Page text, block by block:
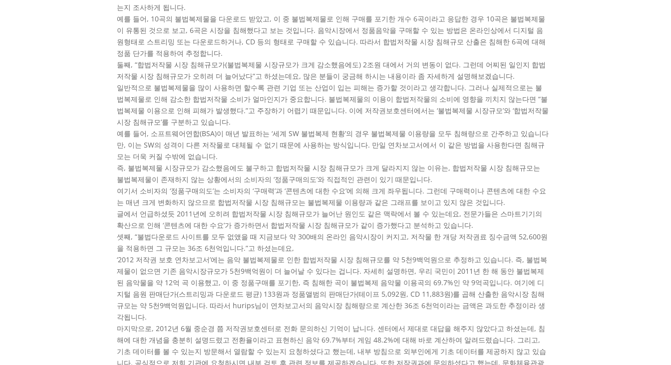
는지 조사하게 됩니다.
예를 들어, 10곡의 불법복제물을 다운로드 받았고, 이 중 불법복제물로 인해 구매를 포기한 개수 6곡이라고 응답한 경우 10곡은 불법복제물
이 유통된 것으로 보고, 6곡은 시장을 침해했다고 보는 것입니다. 음악시장에서 정품음악을 구매할 수 있는 방법은 온라인상에서 디지털 음
원형태로 스트리밍 또는 다운로드하거나, CD 등의 형태로 구매할 수 있습니다. 따라서 합법저작물 시장 침해규모 산출은 침해한 6곡에 대해
정품 단가를 적용하여 추정합니다.
둘째, “합법저작물 시장 침해규모가(불법복제물 시장규모가 크게 감소했음에도) 2조원 대에서 거의 변동이 없다. 그런데 어찌된 일인지 합법
저작물 시장 침해규모가 오히려 더 늘어났다”고 하셨는데요, 많은 분들이 궁금해 하시는 내용이라 좀 자세하게 설명해보겠습니다.
일반적으로 불법복제물을 많이 사용하면 할수록 관련 기업 또는 산업이 입는 피해는 증가할 것이라고 생각합니다. 그러나 실제적으로는 불
법복제물로 인해 감소한 합법저작물 소비가 얼마인지가 중요합니다. 불법복제물의 이용이 합법저작물의 소비에 영향을 끼치지 않는다면 “불
법복제물 이용으로 인해 피해가 발생했다.”고 주장하기 어렵기 때문입니다. 이에 저작권보호센터에서는 ‘불법복제물 시장규모’와 ‘합법저작물
시장 침해규모’를 구분하고 있습니다.
예를 들어, 소프트웨어연합(BSA)이 매년 발표하는 ‘세계 SW 불법복제 현황’의 경우 불법복제물 이용량을 모두 침해량으로 간주하고 있습니다
만, 이는 SW의 성격이 다른 저작물로 대체될 수 없기 때문에 사용하는 방식입니다. 만일 연차보고서에서 이 같은 방법을 사용한다면 침해규
모는 더욱 커질 수밖에 없습니다.
즉, 불법복제물 시장규모가 감소했음에도 불구하고 합법저작물 시장 침해규모가 크게 달라지지 않는 이유는, 합법저작물 시장 침해규모는
불법복제물이 존재하지 않는 상황에서의 소비자의 ‘정품구매의도’와 직접적인 관련이 있기 때문입니다.
여기서 소비자의 ‘정품구매의도’는 소비자의 ‘구매력’과 ‘콘텐츠에 대한 수요’에 의해 크게 좌우됩니다. 그런데 구매력이나 콘텐츠에 대한 수요
는 매년 크게 변화하지 않으므로 합법저작물 시장 침해규모는 불법복제물 이용량과 같은 그래프를 보이고 있지 않은 것입니다.
글에서 언급하셨듯 2011년에 오히려 합법저작물 시장 침해규모가 늘어난 원인도 같은 맥락에서 볼 수 있는데요, 전문가들은 스마트기기의
확산으로 인해 ‘콘텐츠에 대한 수요’가 증가하면서 합법저작물 시장 침해규모가 같이 증가했다고 분석하고 있습니다.
셋째, “불법다운로드 사이트를 모두 없앴을 때 지금보다 약 300배의 온라인 음악시장이 커지고, 저작물 한 개당 저작권료 징수금액 52,600원
을 적용하면 그 규모는 36조 6천억입니다.”고 하셨는데요,
‘2012 저작권 보호 연차보고서’에는 음악 불법복제물로 인한 합법저작물 시장 침해규모를 약 5천9백억원으로 추정하고 있습니다. 즉, 불법복
제물이 없으면 기존 음악시장규모가 5천9백억원이 더 늘어날 수 있다는 겁니다. 자세히 설명하면, 우리 국민이 2011년 한 해 동안 불법복제
된 음악물을 약 12억 곡 이용했고, 이 중 정품구매를 포기한, 즉 침해한 곡이 불법복제 음악물 이용곡의 69.7%인 약 9억곡입니다. 여기에 디
지털 음원 판매단가(스트리밍과 다운로드 평균) 133원과 정품앨범의 판매단가(테이프 5,092원, CD 11,883원)를 곱해 산출한 음악시장 침해
규모는 약 5천9백억원입니다. 따라서 hurips님이 연차보고서의 음악시장 침해량으로 계산한 36조 6천억이라는 금액은 과도한 추정이라 생
각됩니다.
마지막으로, 2012년 6월 중순경 쯤 저작권보호센터로 전화 문의하신 기억이 납니다. 센터에서 제대로 대답을 해주지 않았다고 하셨는데, 침
해에 대한 개념을 충분히 설명드렸고 전환율이라고 표현하신 음악 69.7%부터 게임 48.2%에 대해 바로 계산하여 알려드렸습니다. 그리고,
기초 데이터를 볼 수 있는지 방문해서 열람할 수 있는지 요청하셨다고 했는데, 내부 방침으로 외부인에게 기초 데이터를 제공하지 않고 있습
니다. 공식적으로 저희 기관에 요청하시면 내부 검토 후 관련 정보를 제공하겠습니다. 또한 저작권과에 문의하셨다고 했는데, 문화체육관광